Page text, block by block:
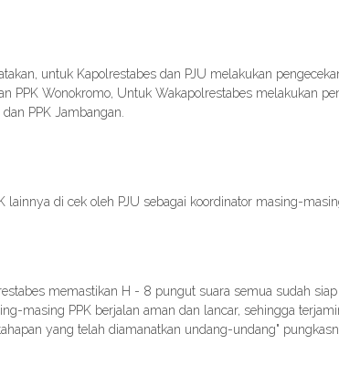
untuk Kapolrestabes dan PJU melakukan
PPK Wonokromo, Untuk Wakapolrestabes melakukan
dan PPK Jambangan.
lainnya di cek oleh PJU sebagai koordinator masing-
memastikan H - 8 pungut suara semua sudah
masing PPK berjalan aman dan lancar, sehingga
yang telah diamanatkan undang-undang"